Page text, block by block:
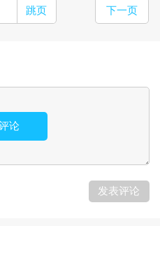
跳页 下一页
论
发表评论